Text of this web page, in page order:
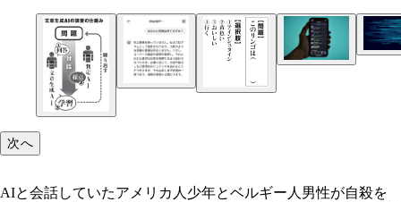
キャラクターAIは、ユーザーが独自のキャラクタ
成し、リアルタイムで会話できるツール。アプリ
AIと会話していたアメリカ人少年とベルギー人男
殺をそそのかされ、実行！
次へ
AIと会話していたアメリカ人少年とベルギー人男性が自殺を